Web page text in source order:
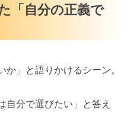
「自分の正義で
」と語りかけるシーン。
自分で選びたい」と答え